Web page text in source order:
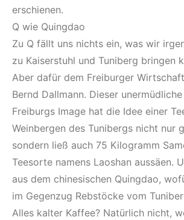
erschienen.
Q wie Quingdao
Zu Q fällt uns nichts ein, was wir
zu Kaiserstuhl und Tuniberg bringen
Aber dafür dem Freiburger
Bernd Dallmann. Dieser
Freiburgs Image hat die Idee einer
Weinbergen des Tunibergs nicht nur
sondern ließ auch 75 Kilogramm
Teesorte namens Laoshan aussäen.
aus dem chinesischen Quingdao,
im Gegenzug Rebstöcke vom
Alles kalter Kaffee? Natürlich nicht,